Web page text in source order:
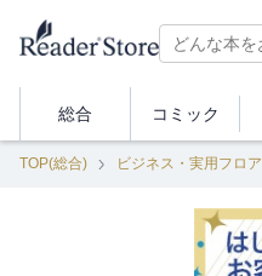
総合 コミック
TOP(総合) ビジネス・実用フロア